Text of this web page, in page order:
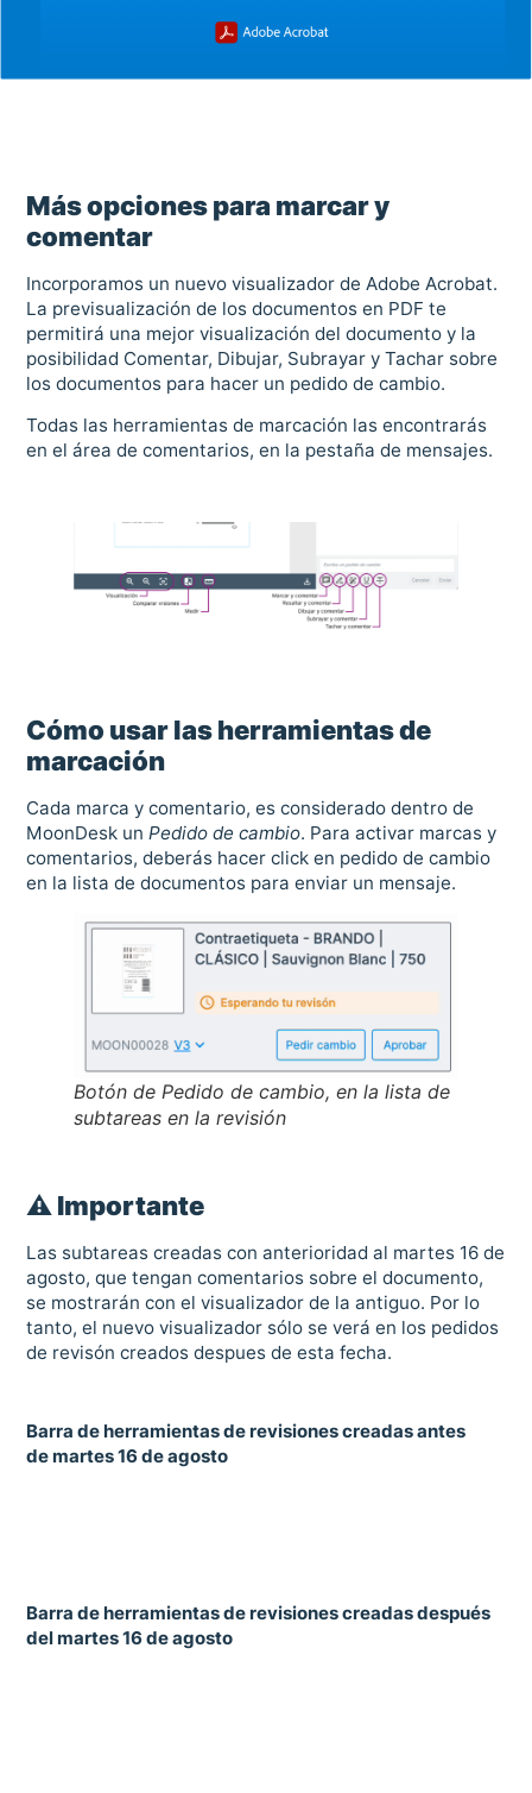
Más opciones para marcar y
comentar
Incorporamos un nuevo visualizador de Adobe Acrobat.
La previsualización de los documentos en PDF te
permitirá una mejor visualización del documento y la
posibilidad Comentar, Dibujar, Subrayar y Tachar sobre
los documentos para hacer un pedido de cambio.
Todas las herramientas de marcación las encontrarás
en el área de comentarios, en la pestaña de mensajes.
Cómo usar las herramientas de
marcación
Cada marca y comentario, es considerado dentro de
MoonDesk unPedido de cambio. Para activar marcas y
comentarios, deberás hacer click en pedido de cambio
en la lista de documentos para enviar un mensaje.
Botón de Pedido de cambio, en la lista de
subtareas en la revisión
⚠️ Importante
Las subtareas creadas con anterioridad al martes 16 de
agosto, que tengan comentarios sobre el documento,
se mostrarán con el visualizador de la antiguo. Por lo
tanto, el nuevo visualizador sólo se verá en los pedidos
de revisón creados despues de esta fecha.
Barra de herramientas de revisiones creadas antes
de martes 16 de agosto
Barra de herramientas de revisiones creadas después
del martes 16 de agosto